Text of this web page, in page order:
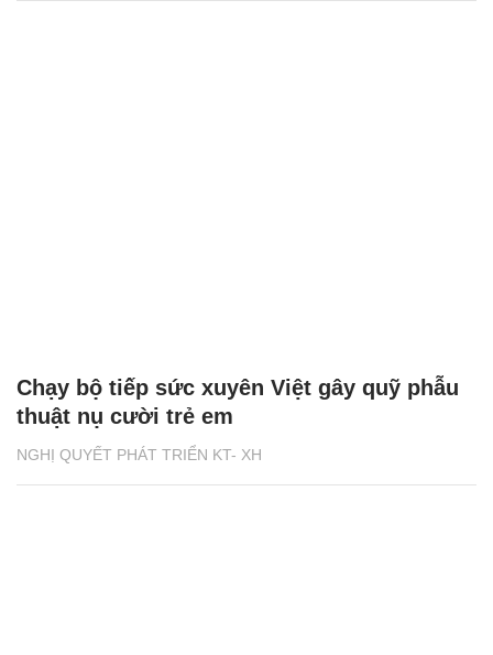
NGHỊ QUYẾT PHÁT TRIỂN KT- XH
Chạy bộ tiếp sức xuyên Việt gây quỹ phẫu
thuật nụ cười trẻ em